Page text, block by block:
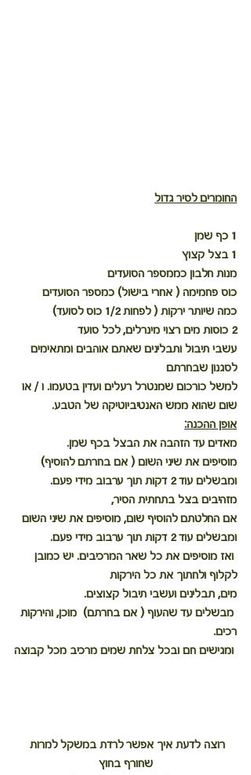
החומרים לסיר גדול
1 כף שמן
1 בצל קצוץ
מנות חלבון כממספר הסועדים
כוס פחמימה ( אחרי בישול) כמספר הסועדים
כמה שיותר ירקות ( לפחות 1/2 כוס לסועד)
2 כוסות מים רצוי מינרלים, לכל סועד
עשבי תיבול ותבלינים שאתם אוהבים ומתאימים
לסגנון שבחרתם
למשל כורכום שמנטרל רעלים ועדין בטעמו. ו / או
שום שהוא ממש האנטיביוטיקה של הטבע.
אופן ההכנה:
מאדים עד הזהבה את הבצל בכף שמן.
מוסיפים את שיני השום ( אם בחרתם להוסיף)
ומבשלים עוד 2 דקות תוך ערבוב מידי פעם.
מזהיבים בצל בתחתית הסיר,
אם החלטתם להוסיף שום, מוסיפים את שיני השום
ומבשלים עוד 2 דקות תוך ערבוב מידי פעם.
ואז מוסיפים את כל שאר המרכיבים. יש כמובן
לקלוף ולחתוך את כל הירקות
מים, תבלינים ועשבי תיבול קצוצים.
מבשלים עד שהעוף ( אם בחרתם)  מוכן, והירקות
רכים.
רוצה לדעת איך אפשר לרדת במשקל למרות
שחורף בחוץ